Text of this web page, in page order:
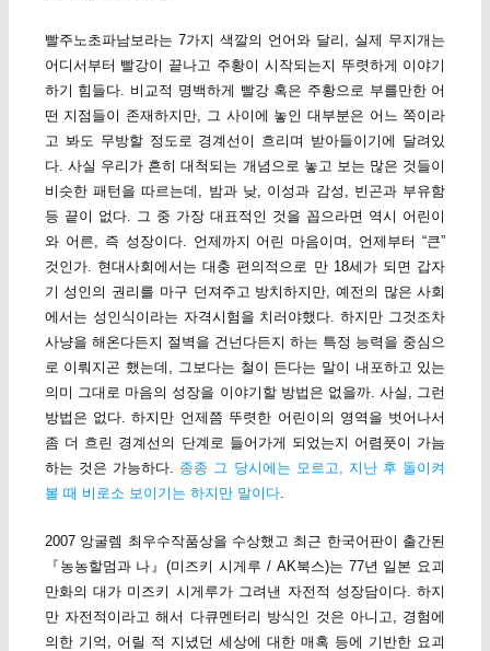
빨주노초파남보라는 7가지 색깔의 언어와 달리, 실제 무지개는
어디서부터 빨강이 끝나고 주황이 시작되는지 뚜렷하게 이야기
하기 힘들다. 비교적 명백하게 빨강 혹은 주황으로 부를만한 어
떤 지점들이 존재하지만, 그 사이에 놓인 대부분은 어느 쪽이라
고 봐도 무방할 정도로 경계선이 흐리며 받아들이기에 달려있
다. 사실 우리가 흔히 대척되는 개념으로 놓고 보는 많은 것들이
비슷한 패턴을 따르는데, 밤과 낮, 이성과 감성, 빈곤과 부유함
등 끝이 없다. 그 중 가장 대표적인 것을 꼽으라면 역시 어린이
와 어른, 즉 성장이다. 언제까지 어린 마음이며, 언제부터 “큰”
것인가. 현대사회에서는 대충 편의적으로 만 18세가 되면 갑자
기 성인의 권리를 마구 던져주고 방치하지만, 예전의 많은 사회
에서는 성인식이라는 자격시험을 치러야했다. 하지만 그것조차
사냥을 해온다든지 절벽을 건넌다든지 하는 특정 능력을 중심으
로 이뤄지곤 했는데, 그보다는 철이 든다는 말이 내포하고 있는
의미 그대로 마음의 성장을 이야기할 방법은 없을까. 사실, 그런
방법은 없다. 하지만 언제쯤 뚜렷한 어린이의 영역을 벗어나서
좀 더 흐린 경계선의 단계로 들어가게 되었는지 어렴풋이 가늠
하는 것은 가능하다. 종종 그 당시에는 모르고, 지난 후 돌이켜
볼 때 비로소 보이기는 하지만 말이다.
2007 앙굴렘 최우수작품상을 수상했고 최근 한국어판이 출간된
『농농할멈과 나』(미즈키 시게루 / AK북스)는 77년 일본 요괴
만화의 대가 미즈키 시게루가 그려낸 자전적 성장담이다. 하지
만 자전적이라고 해서 다큐멘터리 방식인 것은 아니고, 경험에
의한 기억, 어릴 적 지녔던 세상에 대한 매혹 등에 기반한 요괴